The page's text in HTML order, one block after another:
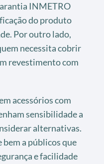
INMETRO
do produto
Por outro lado,
necessita cobrir
revestimento com
acessórios com
sensibilidade a
alternativas.
bem a públicos que
e facilidade